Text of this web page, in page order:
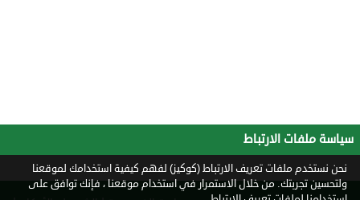
سياسة ملفات الارتباط
نحن نستخدم ملفات تعريف الارتباط (كوكيز) لفهم كيفية استخدامك لموقعنا
ولتحسين تجربتك. من خلال الاستمرار في استخدام موقعنا ، فإنك توافق على